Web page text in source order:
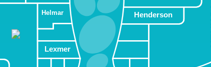
Henderson
Helmar
Lexmer